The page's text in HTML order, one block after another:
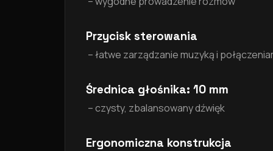
Przycisk sterowania
– łatwe zarządzanie muzyką i
Średnica głośnika: 10 mm
– czysty, zbalansowany dźwięk
Ergonomiczna konstrukcja